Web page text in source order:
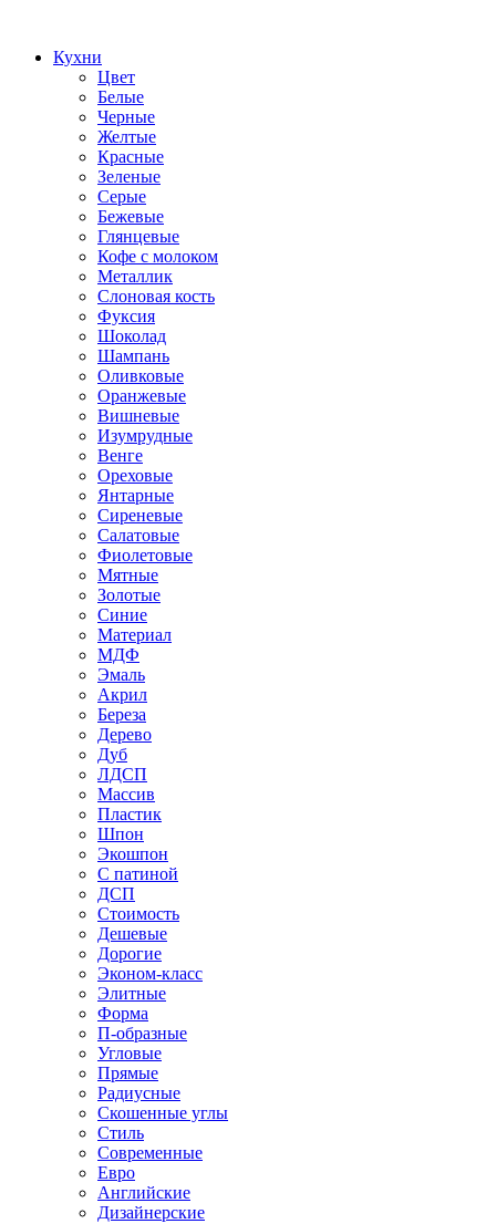
Кухни
Цвет
Белые
Черные
Желтые
Красные
Зеленые
Серые
Бежевые
Глянцевые
Кофе с молоком
Металлик
Слоновая кость
Фуксия
Шоколад
Шампань
Оливковые
Оранжевые
Вишневые
Изумрудные
Венге
Ореховые
Янтарные
Сиреневые
Салатовые
Фиолетовые
Мятные
Золотые
Синие
Материал
МДФ
Эмаль
Акрил
Береза
Дерево
Дуб
ЛДСП
Массив
Пластик
Шпон
Экошпон
С патиной
ДСП
Стоимость
Дешевые
Дорогие
Эконом-класс
Элитные
Форма
П-образные
Угловые
Прямые
Радиусные
Скошенные углы
Стиль
Современные
Евро
Английские
Дизайнерские